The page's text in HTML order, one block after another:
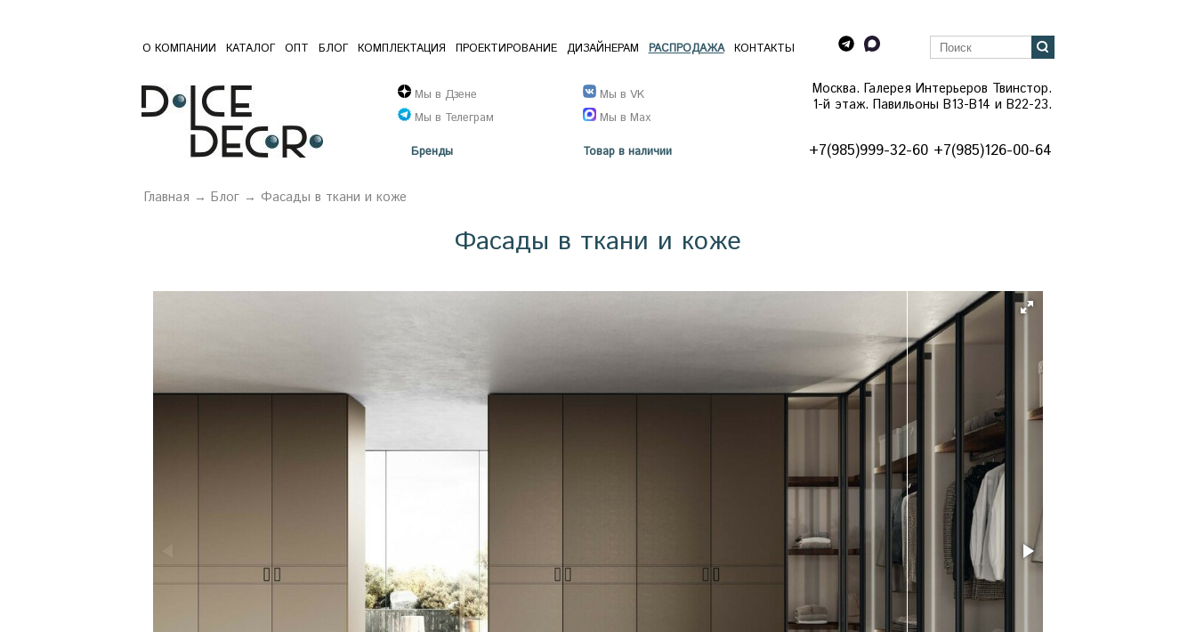
О КОМПАНИИ КАТАЛОГ ОПТ БЛОГ КОМПЛЕКТАЦИЯ ПРОЕКТИРОВАНИЕ ДИЗАЙНЕРАМ РАСПРОДАЖА КОНТАКТЫ
+7(985)999-32-60 +7(985)126-00-64
Москва. Галерея Интерьеров Твинстор.
1-й этаж. Павильоны B13-B14 и В22-23.
Мы в Дзене
Мы в Телеграм
Бренды
Мы в VK
Мы в Max
Товар в наличии
Главная → Блог → Фасады в ткани и коже
Фасады в ткани и коже